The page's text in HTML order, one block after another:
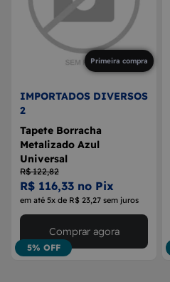
Primeira compra
IMPORTADOS DIVERSOS
2
Tapete Borracha
Metalizado Azul
Universal
R$ 122,82
R$ 116,33 no Pix
em até 5x de R$ 23,27 sem juros
5% OFF
Comprar agora